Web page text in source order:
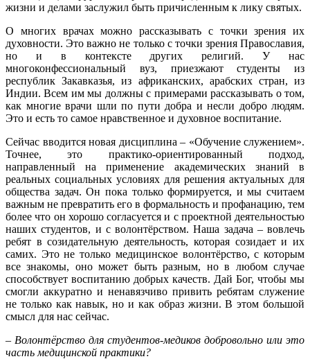
жизни и делами заслужил быть причисленным к лику святых.
О многих врачах можно рассказывать с точки зрения их
духовности. Это важно не только с точки зрения Православия,
но и в контексте других религий. У нас
многоконфессиональный вуз, приезжают студенты из
республик Закавказья, из африканских, арабских стран, из
Индии. Всем им мы должны с примерами рассказывать о том,
как многие врачи шли по пути добра и несли добро людям.
Это и есть то самое нравственное и духовное воспитание.
Сейчас вводится новая дисциплина – «Обучение служением».
Точнее, это практико-ориентированный подход,
направленный на применение академических знаний в
реальных социальных условиях для решения актуальных для
общества задач. Он пока только формируется, и мы считаем
важным не превратить его в формальность и профанацию, тем
более что он хорошо согласуется и с проектной деятельностью
наших студентов, и с волонтёрством. Наша задача – вовлечь
ребят в созидательную деятельность, которая созидает и их
самих. Это не только медицинское волонтёрство, с которым
все знакомы, оно может быть разным, но в любом случае
способствует воспитанию добрых качеств. Дай Бог, чтобы мы
смогли аккуратно и ненавязчиво привить ребятам служение
не только как навык, но и как образ жизни. В этом большой
смысл для нас сейчас.
– Волонтёрство для студентов-медиков добровольно или это
часть медицинской практики?